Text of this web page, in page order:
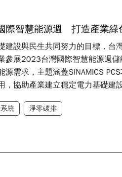
際智慧能源週 打造產業綠
建設與民生共同努力的目標，
參展2023台灣國際智慧能源週
需求，主題涵蓋SINAMICS
，協助產業建立穩定電力基礎建
統 淨零碳排